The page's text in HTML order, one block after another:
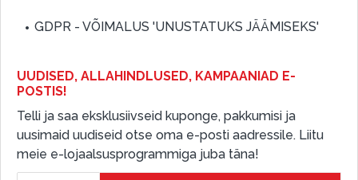
GDPR - VÕIMALUS 'UNUSTATUKS JÄÄMISEKS'
UUDISED, ALLAHINDLUSED, KAMPAANIAD E-
POSTIS!
Telli ja saa eksklusiivseid kuponge, pakkumisi ja
uusimaid uudiseid otse oma e-posti aadressile. Liitu
meie e-lojaalsusprogrammiga juba täna!